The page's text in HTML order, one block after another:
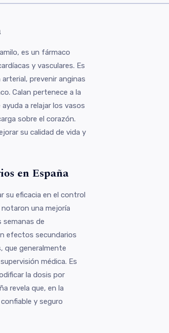
es un fármaco
y vasculares. Es
prevenir anginas
Calan pertenece a la
a relajar los vasos
sobre el corazón.
su calidad de vida y
en España
su eficacia en el control
una mejoría
semanas de
efectos secundarios
que generalmente
médica. Es
la dosis por
revela que, en la
y seguro